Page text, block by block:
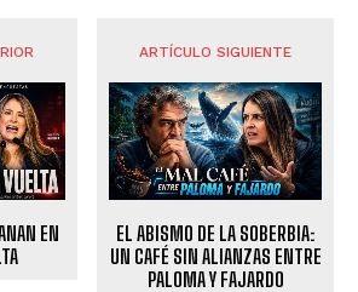
EN
ARTÍCULO SIGUIENTE
EL ABISMO DE LA SOBERBIA:
UN CAFÉ SIN ALIANZAS ENTRE
PALOMA Y FAJARDO